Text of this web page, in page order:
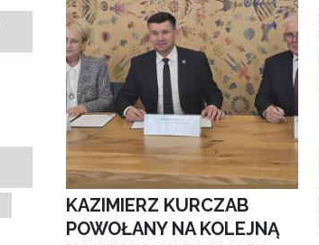
KAZIMIERZ KURCZAB
POWOŁANY NA KOLEJNĄ